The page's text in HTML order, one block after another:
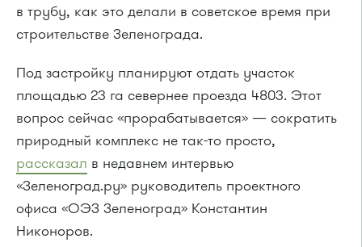
в трубу, как это делали в советское время при
строительстве Зеленограда.
Под застройку планируют отдать участок
площадью 23 га севернее проезда 4803. Этот
вопрос сейчас «прорабатывается» — сократить
природный комплекс не так-то просто,
рассказал в недавнем интервью
«Зеленоград.ру» руководитель проектного
офиса «ОЭЗ Зеленоград» Константин
Никоноров.